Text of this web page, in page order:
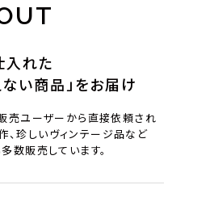
入れた
い商品」をお届け
ユーザーから直接依頼され
、珍しいヴィンテージ品など
販売しています。